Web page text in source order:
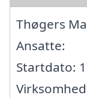
Thøgers
Ansatte:
Startdato: